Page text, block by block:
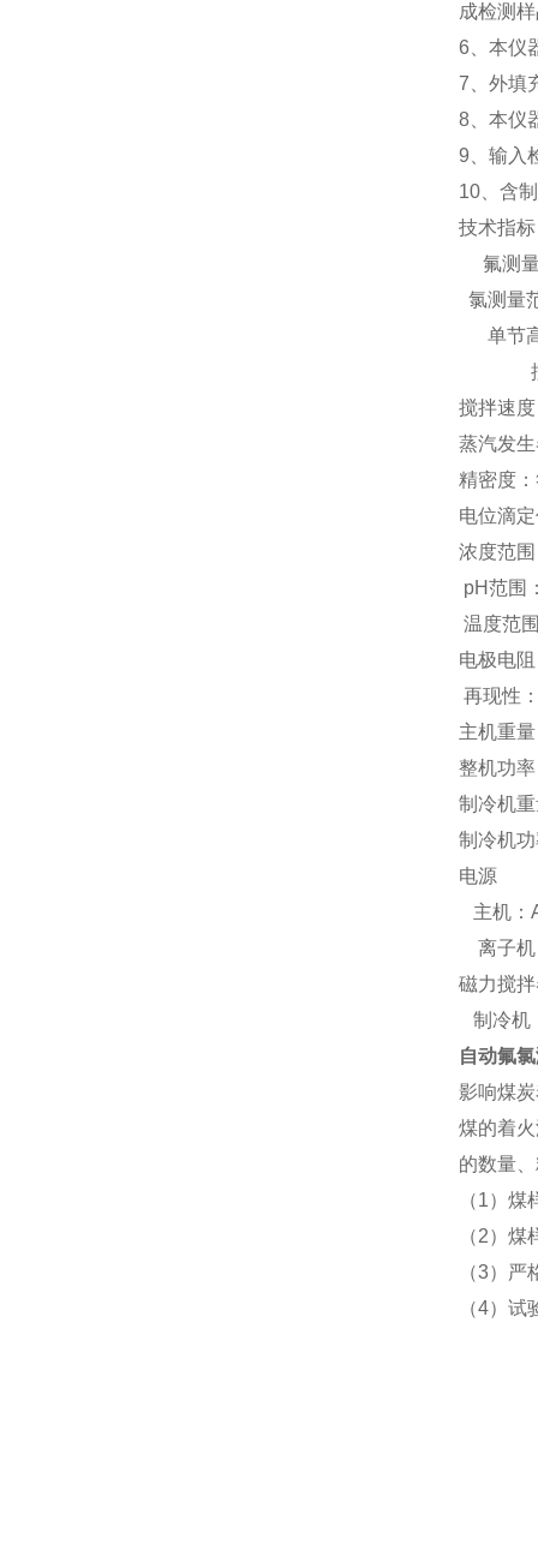
成检测
6、本仪
7、外填
8、本仪
9、输入
10、含
技术指
氟测
氯测量
单节高
控温
搅拌速
蒸汽发
精密度
电位滴
浓度范
pH范围
温度范
电极电
再现性
主机重
整机功
制冷机
制冷机
电源
主机：
离子机
磁力搅
制冷机
自动氟
影响煤
煤的着
的数量
（1）
（2）
（3）
（4）